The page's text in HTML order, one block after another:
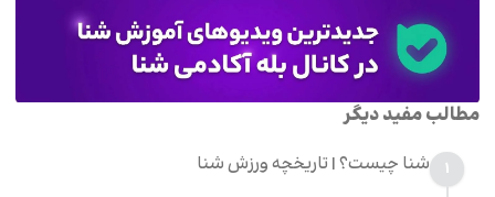
مطالب مفید دیگر
1 شنا چیست؟ | تاریخچه ورزش شنا